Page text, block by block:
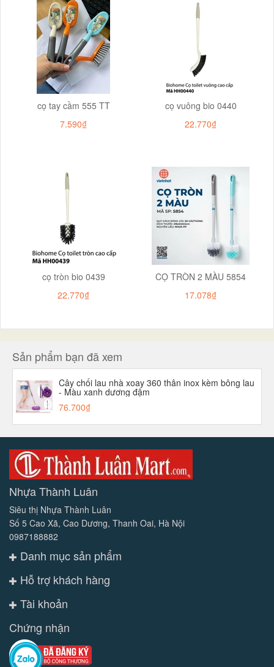
cọ tay cầm 555 TT
7.590₫
cọ vuông bio 0440
22.770₫
cọ tròn bio 0439
22.770₫
CỌ TRÒN 2 MÀU 5854
17.078₫
Sản phẩm bạn đã xem
Cây chổi lau nhà xoay 360 thân inox kèm bông lau
- Màu xanh dương đậm
76.700₫
Nhựa Thành Luân
Siêu thị Nhựa Thành Luân
Số 5 Cao Xã, Cao Dương, Thanh Oai, Hà Nội
0987188882
Danh mục sản phẩm
Hỗ trợ khách hàng
Tài khoản
Chứng nhận